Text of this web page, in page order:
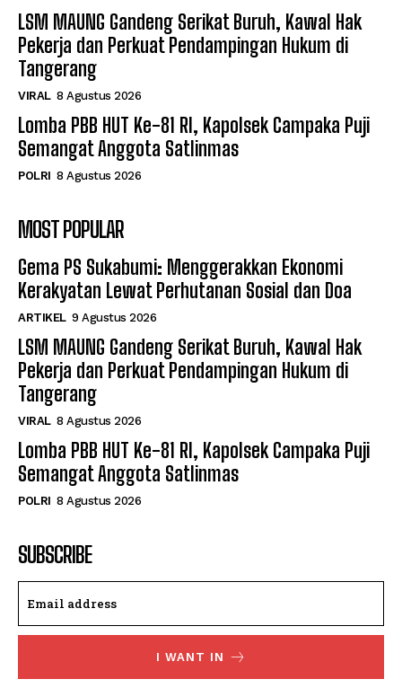
LSM MAUNG Gandeng Serikat Buruh, Kawal Hak
Pekerja dan Perkuat Pendampingan Hukum di
Tangerang
VIRAL 8 Agustus 2026
Lomba PBB HUT Ke-81 RI, Kapolsek Campaka Puji
Semangat Anggota Satlinmas
POLRI 8 Agustus 2026
MOST POPULAR
Gema PS Sukabumi: Menggerakkan Ekonomi
Kerakyatan Lewat Perhutanan Sosial dan Doa
ARTIKEL 9 Agustus 2026
LSM MAUNG Gandeng Serikat Buruh, Kawal Hak
Pekerja dan Perkuat Pendampingan Hukum di
Tangerang
VIRAL 8 Agustus 2026
Lomba PBB HUT Ke-81 RI, Kapolsek Campaka Puji
Semangat Anggota Satlinmas
POLRI 8 Agustus 2026
SUBSCRIBE
I WANT IN